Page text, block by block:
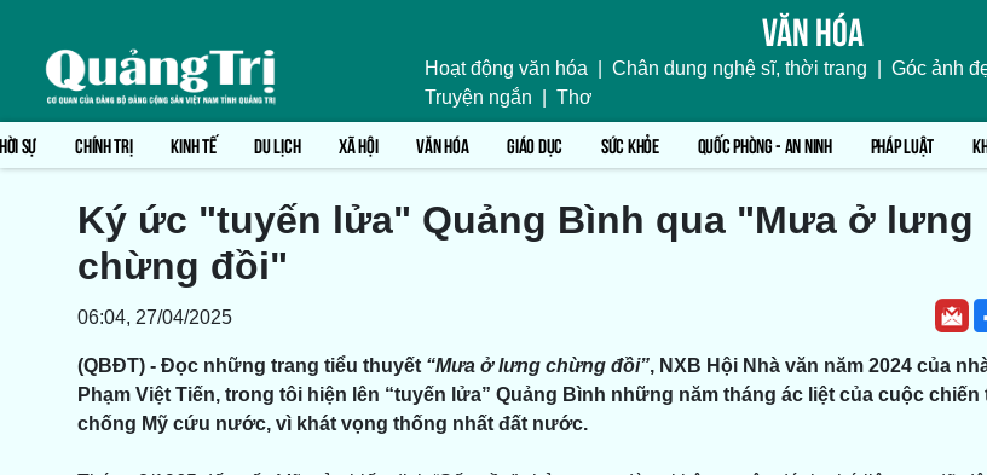
Văn hóa
Hoạt động văn hóa Chân dung nghệ sĩ, thời trang Góc ảnh
Truyện ngắn
Thơ
SỰ CHÍNH TRỊ KINH TẾ DU LỊCH XÃ HỘI VĂN HÓA GIÁO DỤC SỨC KHỎE QUỐC PHÒNG - AN NINH PHÁP LUẬT
Ký ức "tuyến lửa" Quảng Bình qua "Mưa ở lưng
chừng đồi"
06:04, 27/04/2025
(QBĐT) - Đọc những trang tiểu thuyết “Mưa ở lưng chừng đồi”, NXB Hội Nhà văn năm 2024 của
Phạm Việt Tiến, trong tôi hiện lên “tuyến lửa” Quảng Bình những năm tháng ác liệt của cuộc chiến
chống Mỹ cứu nước, vì khát vọng thống nhất đất nước.